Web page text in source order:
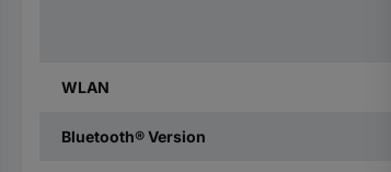
WLAN
Bluetooth® Version